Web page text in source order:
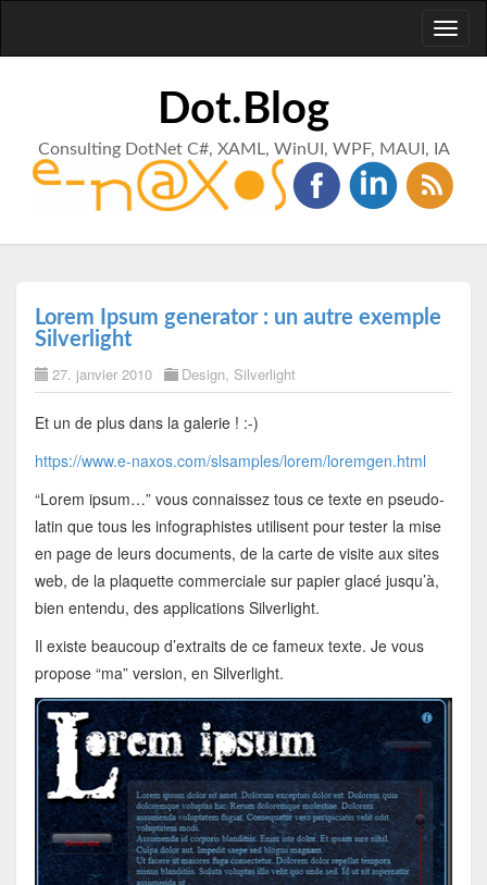
Dot.Blog
Consulting DotNet C#, XAML, WinUI, WPF, MAUI, IA
Lorem Ipsum generator : un autre exemple
Silverlight
27. janvier 2010 Design, Silverlight
Et un de plus dans la galerie ! :-)
https://www.e-naxos.com/slsamples/lorem/loremgen.html
“Lorem ipsum…” vous connaissez tous ce texte en pseudo-
latin que tous les infographistes utilisent pour tester la mise
en page de leurs documents, de la carte de visite aux sites
web, de la plaquette commerciale sur papier glacé jusqu’à,
bien entendu, des applications Silverlight.
Il existe beaucoup d’extraits de ce fameux texte. Je vous
propose “ma” version, en Silverlight.